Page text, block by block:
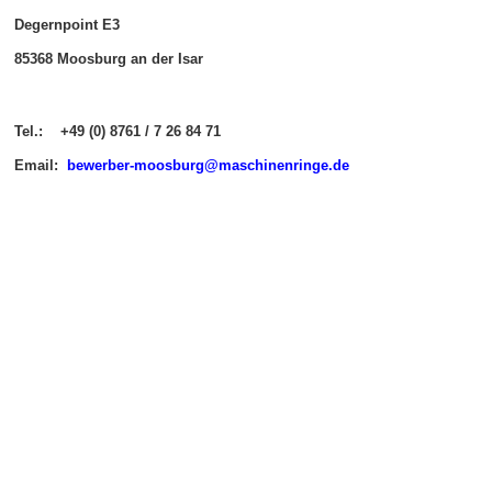
Degernpoint E3
85368 Moosburg an der Isar
Tel.: +49 (0) 8761 / 7 26 84 71
Email: bewerber-moosburg@maschinenringe.de